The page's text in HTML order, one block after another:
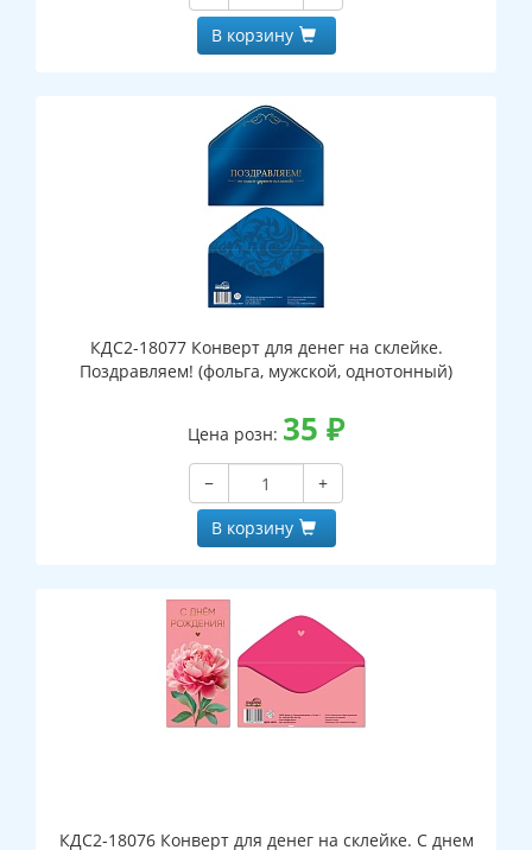
В корзину
КДС2-18077 Конверт для денег на склейке.
Поздравляем! (фольга, мужской, однотонный)
Цена розн: 35 ₽
−
+
В корзину
КДС2-18076 Конверт для денег на склейке. С днем